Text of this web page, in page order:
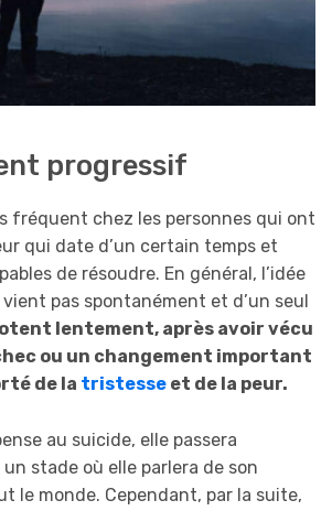
progressif
fréquent chez les personnes qui ont
qui date d’un certain temps et
de résoudre. En général, l’idée
vient pas spontanément et d’un seul
lentement, après avoir vécu
ou un changement important
de la tristesse et de la peur.
au suicide, elle passera
stade où elle parlera de son
le monde. Cependant, par la suite,